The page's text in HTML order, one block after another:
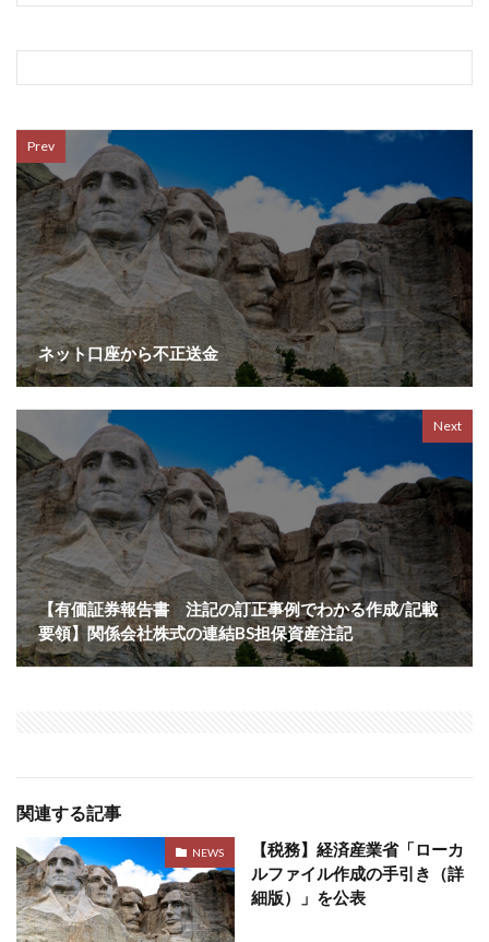
Prev
ネット口座から不正送金
Next
【有価証券報告書 注記の訂正事例でわかる作成/記載
要領】関係会社株式の連結BS担保資産注記
関連する記事
NEWS
【税務】経済産業省「ローカ
ルファイル作成の手引き（詳
細版）」を公表